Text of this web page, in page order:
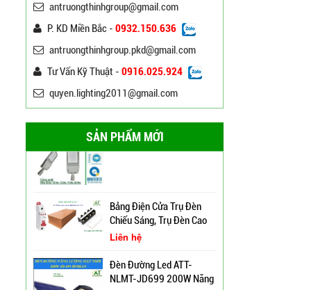
antruongthinhgroup@gmail.com
P. KD Miền Bắc - 0932.150.636
antruongthinhgroup.pkd@gmail.com
Tư Vấn Kỹ Thuật - 0916.025.924
quyen.lighting2011@gmail.com
SẢN PHẨM MỚI
Đèn Đường Led Chiếu
Sáng 100W 150W Philips
Đèn Led Đường Phố OEM
100w 120w 150w
Liên hệ
Bảng Điện Cửa Trụ Đèn
Chiếu Sáng, Trụ Đèn Cao
Áp
Liên hệ
Đèn Đường Led ATT-
NLMT-JD699 200W Năng
Cột Đèn Cao Áp Chiếu
Sáng Đường Phố Tại Lạng
Sơn
Vàng Năng Lượng Mặt
Trời Tại Bình Định